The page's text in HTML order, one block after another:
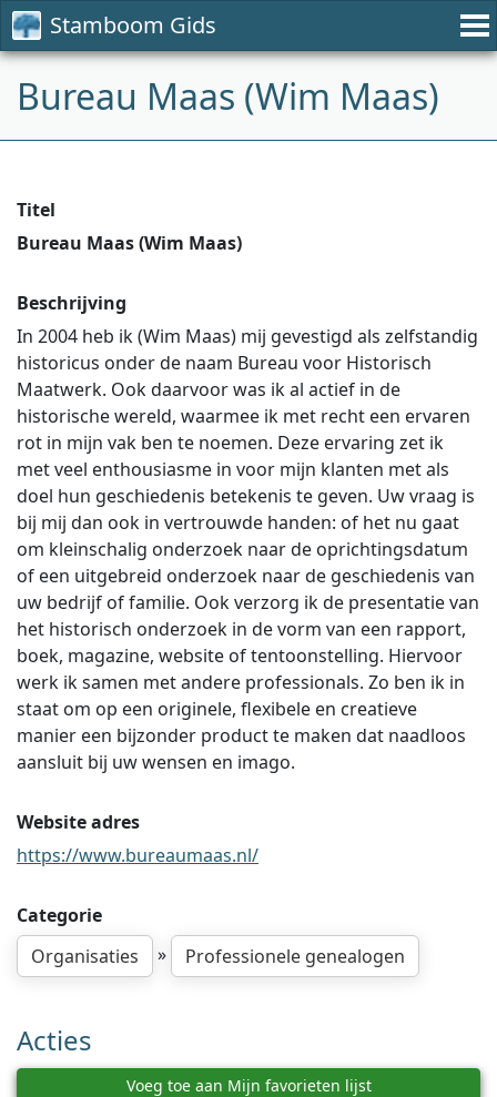
Stamboom Gids
Bureau Maas (Wim Maas)
Titel
Bureau Maas (Wim Maas)
Beschrijving
In 2004 heb ik (Wim Maas) mij gevestigd als zelfstandig
historicus onder de naam Bureau voor Historisch
Maatwerk. Ook daarvoor was ik al actief in de
historische wereld, waarmee ik met recht een ervaren
rot in mijn vak ben te noemen. Deze ervaring zet ik
met veel enthousiasme in voor mijn klanten met als
doel hun geschiedenis betekenis te geven. Uw vraag is
bij mij dan ook in vertrouwde handen: of het nu gaat
om kleinschalig onderzoek naar de oprichtingsdatum
of een uitgebreid onderzoek naar de geschiedenis van
uw bedrijf of familie. Ook verzorg ik de presentatie van
het historisch onderzoek in de vorm van een rapport,
boek, magazine, website of tentoonstelling. Hiervoor
werk ik samen met andere professionals. Zo ben ik in
staat om op een originele, flexibele en creatieve
manier een bijzonder product te maken dat naadloos
aansluit bij uw wensen en imago.
Website adres
https://www.bureaumaas.nl/
Categorie
Organisaties
» Professionele genealogen
Acties
Voeg toe aan Mijn favorieten lijst